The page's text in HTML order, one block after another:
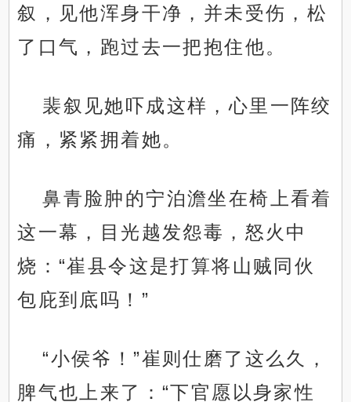
叙，见他浑身干净，并未受伤，松
了口气，跑过去一把抱住他。
裴叙见她吓成这样，心里一阵绞
痛，紧紧拥着她。
鼻青脸肿的宁泊澹坐在椅上看着
这一幕，目光越发怨毒，怒火中
烧：“崔县令这是打算将山贼同伙
包庇到底吗！”
“小侯爷！”崔则仕磨了这么久，
脾气也上来了：“下官愿以身家性